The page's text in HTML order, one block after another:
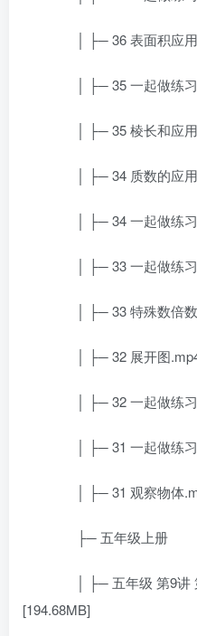
│ ├─ 36 表面积应用
│ ├─ 35 一起做练习
│ ├─ 35 棱长和应用
│ ├─ 34 质数的应用
│ ├─ 34 一起做练习
│ ├─ 33 一起做练习
│ ├─ 33 特殊数倍数
│ ├─ 32 展开图.mp4
│ ├─ 32 一起做练习
│ ├─ 31 一起做练习
│ ├─ 31 观察物体
├─ 五年级上册
│ ├─ 五年级 第9讲
[194.68MB]